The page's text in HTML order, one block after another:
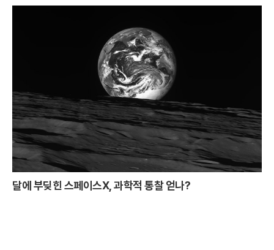
달에 부딪힌 스페이스X, 과학적 통찰 얻나?